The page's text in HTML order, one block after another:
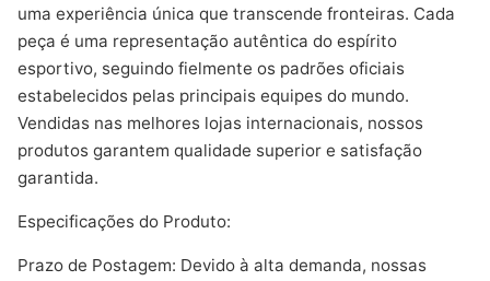
uma experiência única que transcende fronteiras. Cada
peça é uma representação autêntica do espírito
esportivo, seguindo fielmente os padrões oficiais
estabelecidos pelas principais equipes do mundo.
Vendidas nas melhores lojas internacionais, nossos
produtos garantem qualidade superior e satisfação
garantida.
Especificações do Produto:
Prazo de Postagem: Devido à alta demanda, nossas